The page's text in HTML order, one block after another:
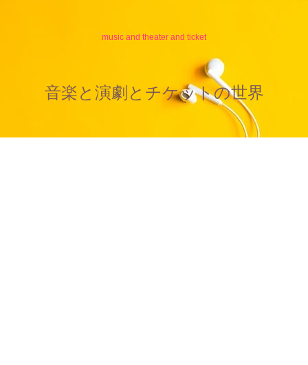
music and theater and ticket
音楽と演劇とチケットの世界